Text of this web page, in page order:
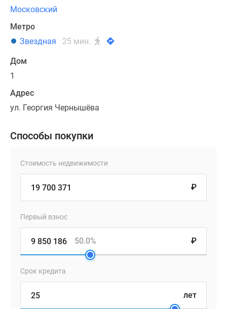
Московский
Метро
Звездная
25 мин.
Дом
1
Адрес
ул. Георгия Чернышёва
Способы покупки
Стоимость недвижимости
₽
Первый взнос
₽
50.0%
Срок кредита
лет